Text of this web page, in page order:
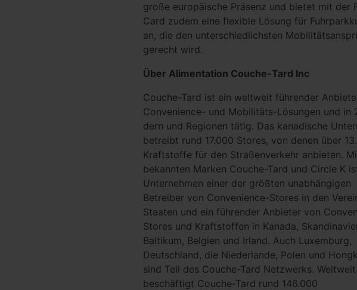
große europäische Präsenz und bietet mit der
Card zudem eine flexible Lösung für
an, die den unterschiedlichsten
gerecht wird.
Über Alimentation Couche-Tard Inc
Couche-Tard ist ein weltweit führender
Convenience- und Mobilitäts-Lösungen und in
dern und Regionen tätig. Das kanadische
betreibt rund 17.000 Stores, von denen über
Kraft­stoffe für den Straßenverkehr anbieten.
bekannten Marken Couche-Tard und Circle K
Unterneh­men einer der größten unabhängigen
Betreiber von Convenience-Stores in den
Staaten und ein füh­render Anbieter von
Stores und Kraftstoffen in Kanada,
Baltikum, Belgien und Irland. Auch Luxemburg,
Deutschland, die Niederlande, Polen und
sind Teil des Couche-Tard Netz­werks. Weltweit
beschäftigt Couche-Tard rund 146.000